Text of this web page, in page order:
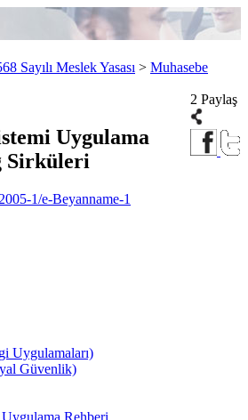
Sayılı Meslek Yasası > Muhasebe
2 Paylaş
Uygulama
Sirküleri
1/e-Beyanname-1
Uygulamaları)
Güvenlik)
Uygulama Rehberi